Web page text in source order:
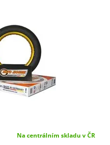
Na centrálním skladu v ČR